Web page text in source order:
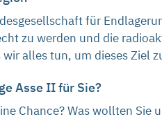
für
zu werden und die
wir alles tun, um dieses Ziel
Asse II für Sie?
Chance? Was wollten Sie